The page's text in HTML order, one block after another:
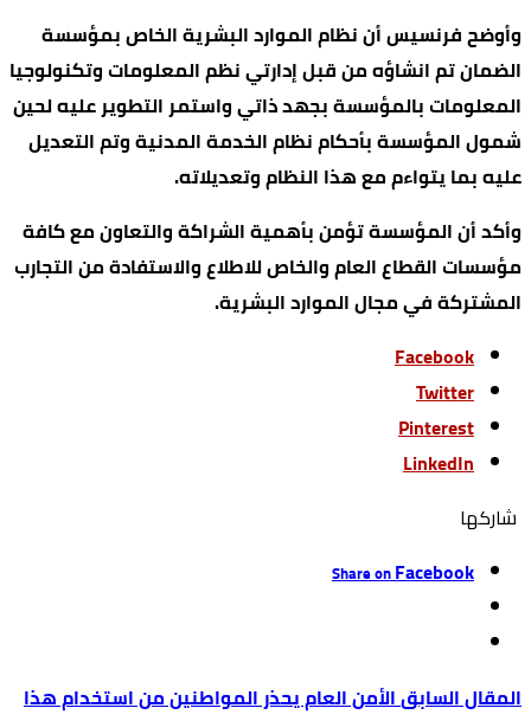
وأوضح فرنسيس أن نظام الموارد البشرية الخاص بمؤسسة
الضمان تم انشاؤه من قبل إدارتي نظم المعلومات وتكنولوجيا
المعلومات بالمؤسسة بجهد ذاتي واستمر التطوير عليه لحين
شمول المؤسسة بأحكام نظام الخدمة المدنية وتم التعديل
عليه بما يتواءم مع هذا النظام وتعديلاته.
وأكد أن المؤسسة تؤمن بأهمية الشراكة والتعاون مع كافة
مؤسسات القطاع العام والخاص للاطلاع والاستفادة من التجارب
المشتركة في مجال الموارد البشرية.
Facebook
Twitter
Pinterest
LinkedIn
‫‫ شاركها‬
Share onFacebook
الأمن العام يحذر المواطنين من استخدام هذا